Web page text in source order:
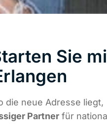
Sie
die neue Adresse liegt,
Partner für